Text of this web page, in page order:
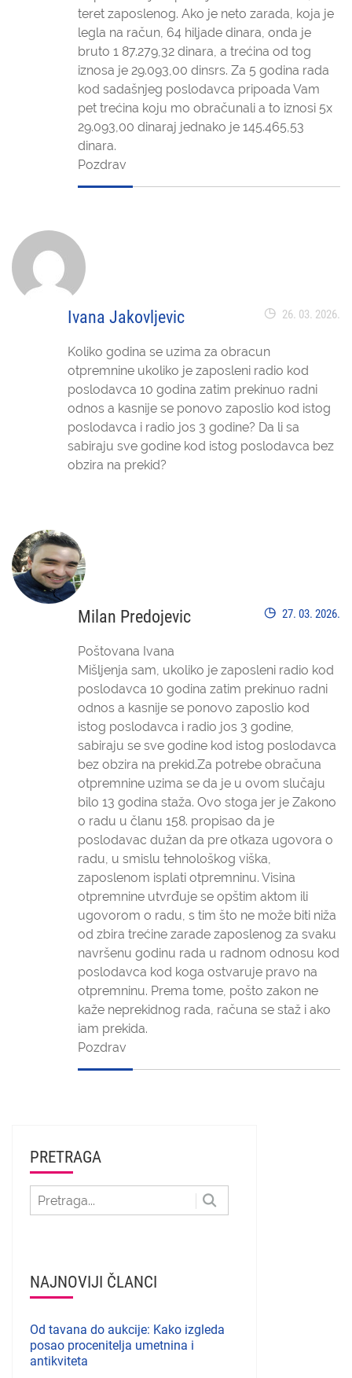
teret zaposlenog. Ako je neto zarada, koja je
legla na račun, 64 hiljade dinara, onda je
bruto 1 87.279,32 dinara, a trećina od tog
iznosa je 29.093,00 dinsrs. Za 5 godina rada
kod sadašnjeg poslodavca pripoada Vam
pet trećina koju mo obračunali a to iznosi 5x
29.093,00 dinaraj jednako je 145.465,53
dinara.
Pozdrav
Ivana Jakovljevic 26. 03. 2026.
Koliko godina se uzima za obracun
otpremnine ukoliko je zaposleni radio kod
poslodavca 10 godina zatim prekinuo radni
odnos a kasnije se ponovo zaposlio kod istog
poslodavca i radio jos 3 godine? Da li sa
sabiraju sve godine kod istog poslodavca bez
obzira na prekid?
Milan Predojevic 27. 03. 2026.
Poštovana Ivana
Mišljenja sam, ukoliko je zaposleni radio kod
poslodavca 10 godina zatim prekinuo radni
odnos a kasnije se ponovo zaposlio kod
istog poslodavca i radio jos 3 godine,
sabiraju se sve godine kod istog poslodavca
bez obzira na prekid.Za potrebe obračuna
otpremnine uzima se da je u ovom slučaju
bilo 13 godina staža. Ovo stoga jer je Zakono
o radu u članu 158. propisao da je
poslodavac dužan da pre otkaza ugovora o
radu, u smislu tehnološkog viška,
zaposlenom isplati otpremninu. Visina
otpremnine utvrđuje se opštim aktom ili
ugovorom o radu, s tim što ne može biti niža
od zbira trećine zarade zaposlenog za svaku
navršenu godinu rada u radnom odnosu kod
poslodavca kod koga ostvaruje pravo na
otpremninu. Prema tome, pošto zakon ne
kaže neprekidnog rada, računa se staž i ako
iam prekida.
Pozdrav
PRETRAGA
NAJNOVIJI ČLANCI
Od tavana do aukcije: Kako izgleda
posao procenitelja umetnina i
antikviteta